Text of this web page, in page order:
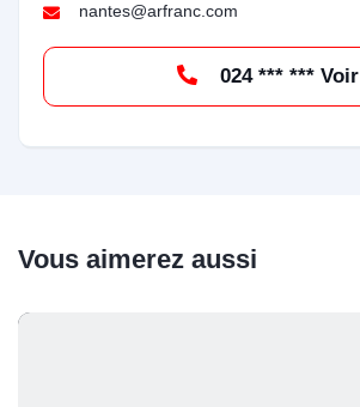
nantes@arfranc.com
024 *** *** Voir
Vous aimerez aussi